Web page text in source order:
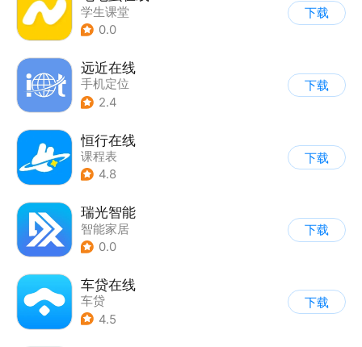
学生课堂
0.0
下载
远近在线
手机定位
2.4
下载
恒行在线
课程表
4.8
下载
瑞光智能
智能家居
0.0
下载
车贷在线
车贷
4.5
下载